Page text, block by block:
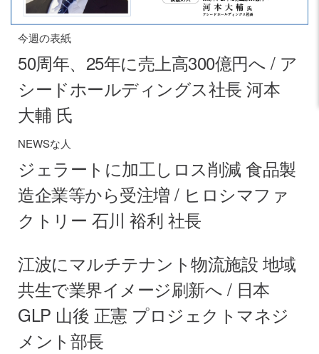
今週の表紙
50周年、25年に売上高300億円へ / ア
シードホールディングス社長 河本
大輔 氏
NEWSな人
ジェラートに加工しロス削減 食品製
造企業等から受注増 / ヒロシマファ
クトリー 石川 裕利 社長
江波にマルチテナント物流施設 地域
共生で業界イメージ刷新へ / 日本
GLP 山後 正憲 プロジェクトマネジ
メント部長